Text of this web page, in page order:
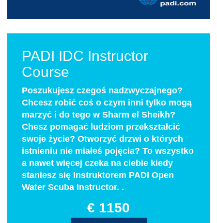
PADI IDC Instructor
Course
Poszukujesz czegoś nadzwyczajnego?
Chcesz robić coś o czym inni tylko mogą
marzyć i do tego w Sharm el Sheikh?
Chesz pomagać ludziom przekształcić
swoje życie? Otworzyć drzwi o których
istnieniu nie miałeś pojęcia? To wszystko
a nawet więcej czeka na ciebie kiedy
staniesz się Instruktorem PADI Open
Water Scuba Instructor. .
€ 1150